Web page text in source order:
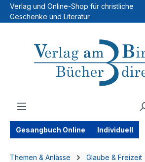
Zum Hauptinhalt springen
Verlag und Online-Shop für christliche
Geschenke und Literatur
Gesangbuch Online Individuell
Themen & Anlässe Glaube & Freizeit